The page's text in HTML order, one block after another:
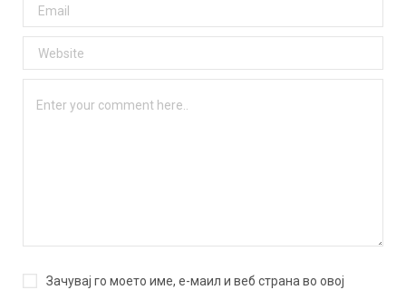
Зачувај го моето име, е-маил и веб страна во овој